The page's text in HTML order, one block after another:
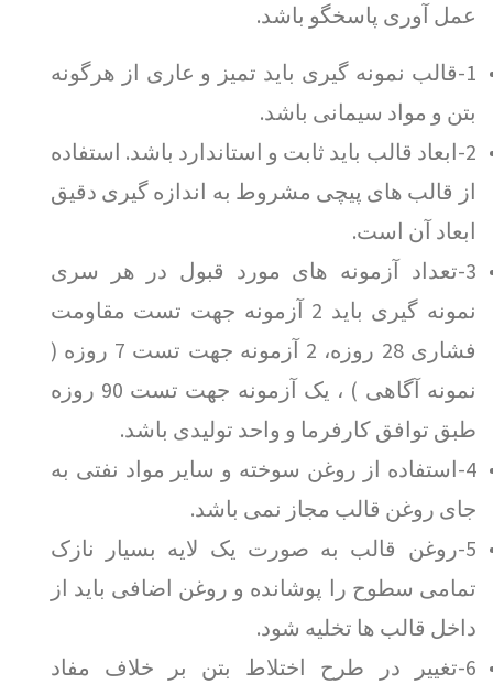
عمل آوری پاسخگو باشد.
1-قالب نمونه گیری باید تمیز و عاری از هرگونه
بتن و مواد سیمانی باشد.
2-ابعاد قالب باید ثابت و استاندارد باشد. استفاده
از قالب های پیچی مشروط به اندازه گیری دقیق
ابعاد آن است.
3-تعداد آزمونه های مورد قبول در هر سری
نمونه گیری باید 2 آزمونه جهت تست مقاومت
فشاری 28 روزه، 2 آزمونه جهت تست 7 روزه (
نمونه آگاهی ) ، یک آزمونه جهت تست 90 روزه
طبق توافق کارفرما و واحد تولیدی باشد.
4-استفاده از روغن سوخته و سایر مواد نفتی به
جای روغن قالب مجاز نمی باشد.
5-روغن قالب به صورت یک لایه بسیار نازک
تمامی سطوح را پوشانده و روغن اضافی باید از
داخل قالب ها تخلیه شود.
6-تغییر در طرح اختلاط بتن بر خلاف مفاد